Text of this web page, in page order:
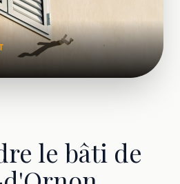
le bâti de